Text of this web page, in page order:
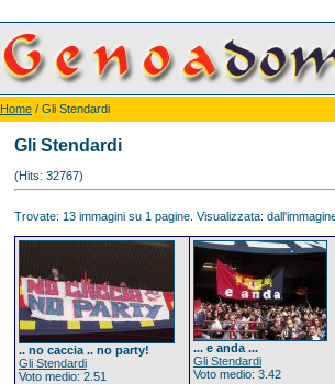
Home / Gli Stendardi
Gli Stendardi
(Hits: 32767)
Trovate: 13 immagini su 1 pagine. Visualizzata:
.. no caccia .. no party!
Gli Stendardi
Voto medio: 2.51
... e anda ...
Gli Stendardi
Voto medio: 3.42